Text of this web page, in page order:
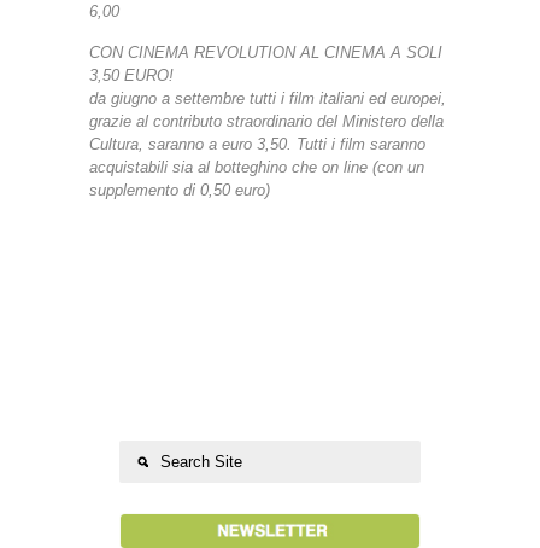
6,00
CON CINEMA REVOLUTION AL CINEMA A SOLI
3,50 EURO!
da giugno a settembre tutti i film italiani ed europei,
grazie al contributo straordinario del Ministero della
Cultura, saranno a euro 3,50. Tutti i film saranno
acquistabili sia al botteghino che on line (con un
supplemento di 0,50 euro)